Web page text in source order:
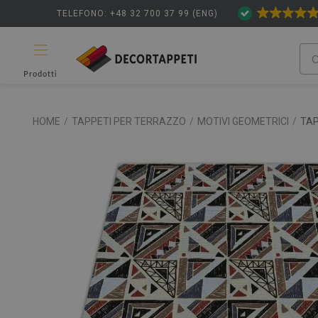
TELEFONO: +48 32 700 37 99 (ENG)
Prodotti
HOME / TAPPETI PER TERRAZZO / MOTIVI GEOMETRICI /